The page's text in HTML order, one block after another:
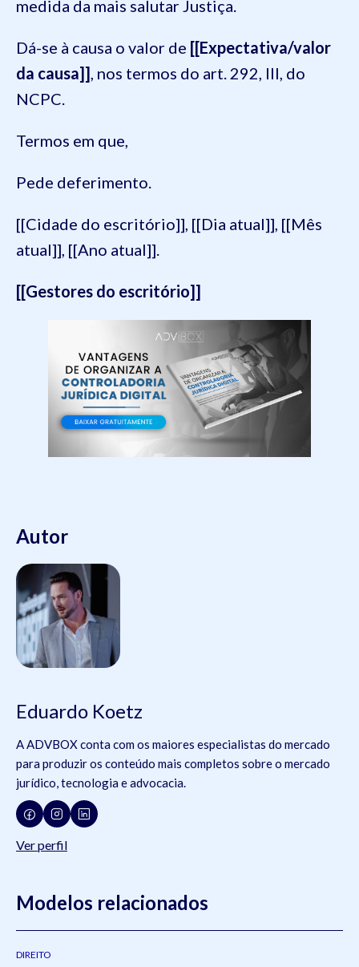
medida da mais salutar Justiça.
Dá-se à causa o valor de [[Expectativa/valor
da causa]] , nos termos do art. 292, III, do
NCPC.
Termos em que,
Pede deferimento.
[[Cidade do escritório]], [[Dia atual]], [[Mês
atual]], [[Ano atual]].
[[Gestores do escritório]]
Autor
Eduardo Koetz
A ADVBOX conta com os maiores especialistas do mercado
para produzir os conteúdo mais completos sobre o mercado
jurídico, tecnologia e advocacia.
Ver perfil
Modelos relacionados
DIREITO